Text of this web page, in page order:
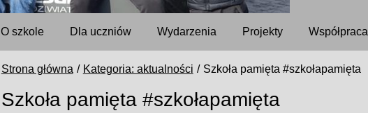
O szkole Dla uczniów Wydarzenia Projekty Współpraca
Strona główna Kategoria: aktualności Szkoła pamięta #szkołapamięta
Szkoła pamięta #szkołapamięta